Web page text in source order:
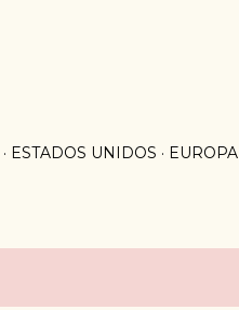
ESTADOS UNIDOS EUROPA